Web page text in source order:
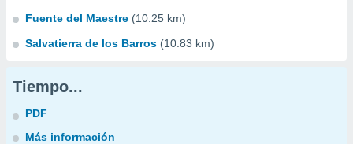
Fuente del Maestre (10.25 km)
Salvatierra de los Barros (10.83 km)
Tiempo...
PDF
Más información